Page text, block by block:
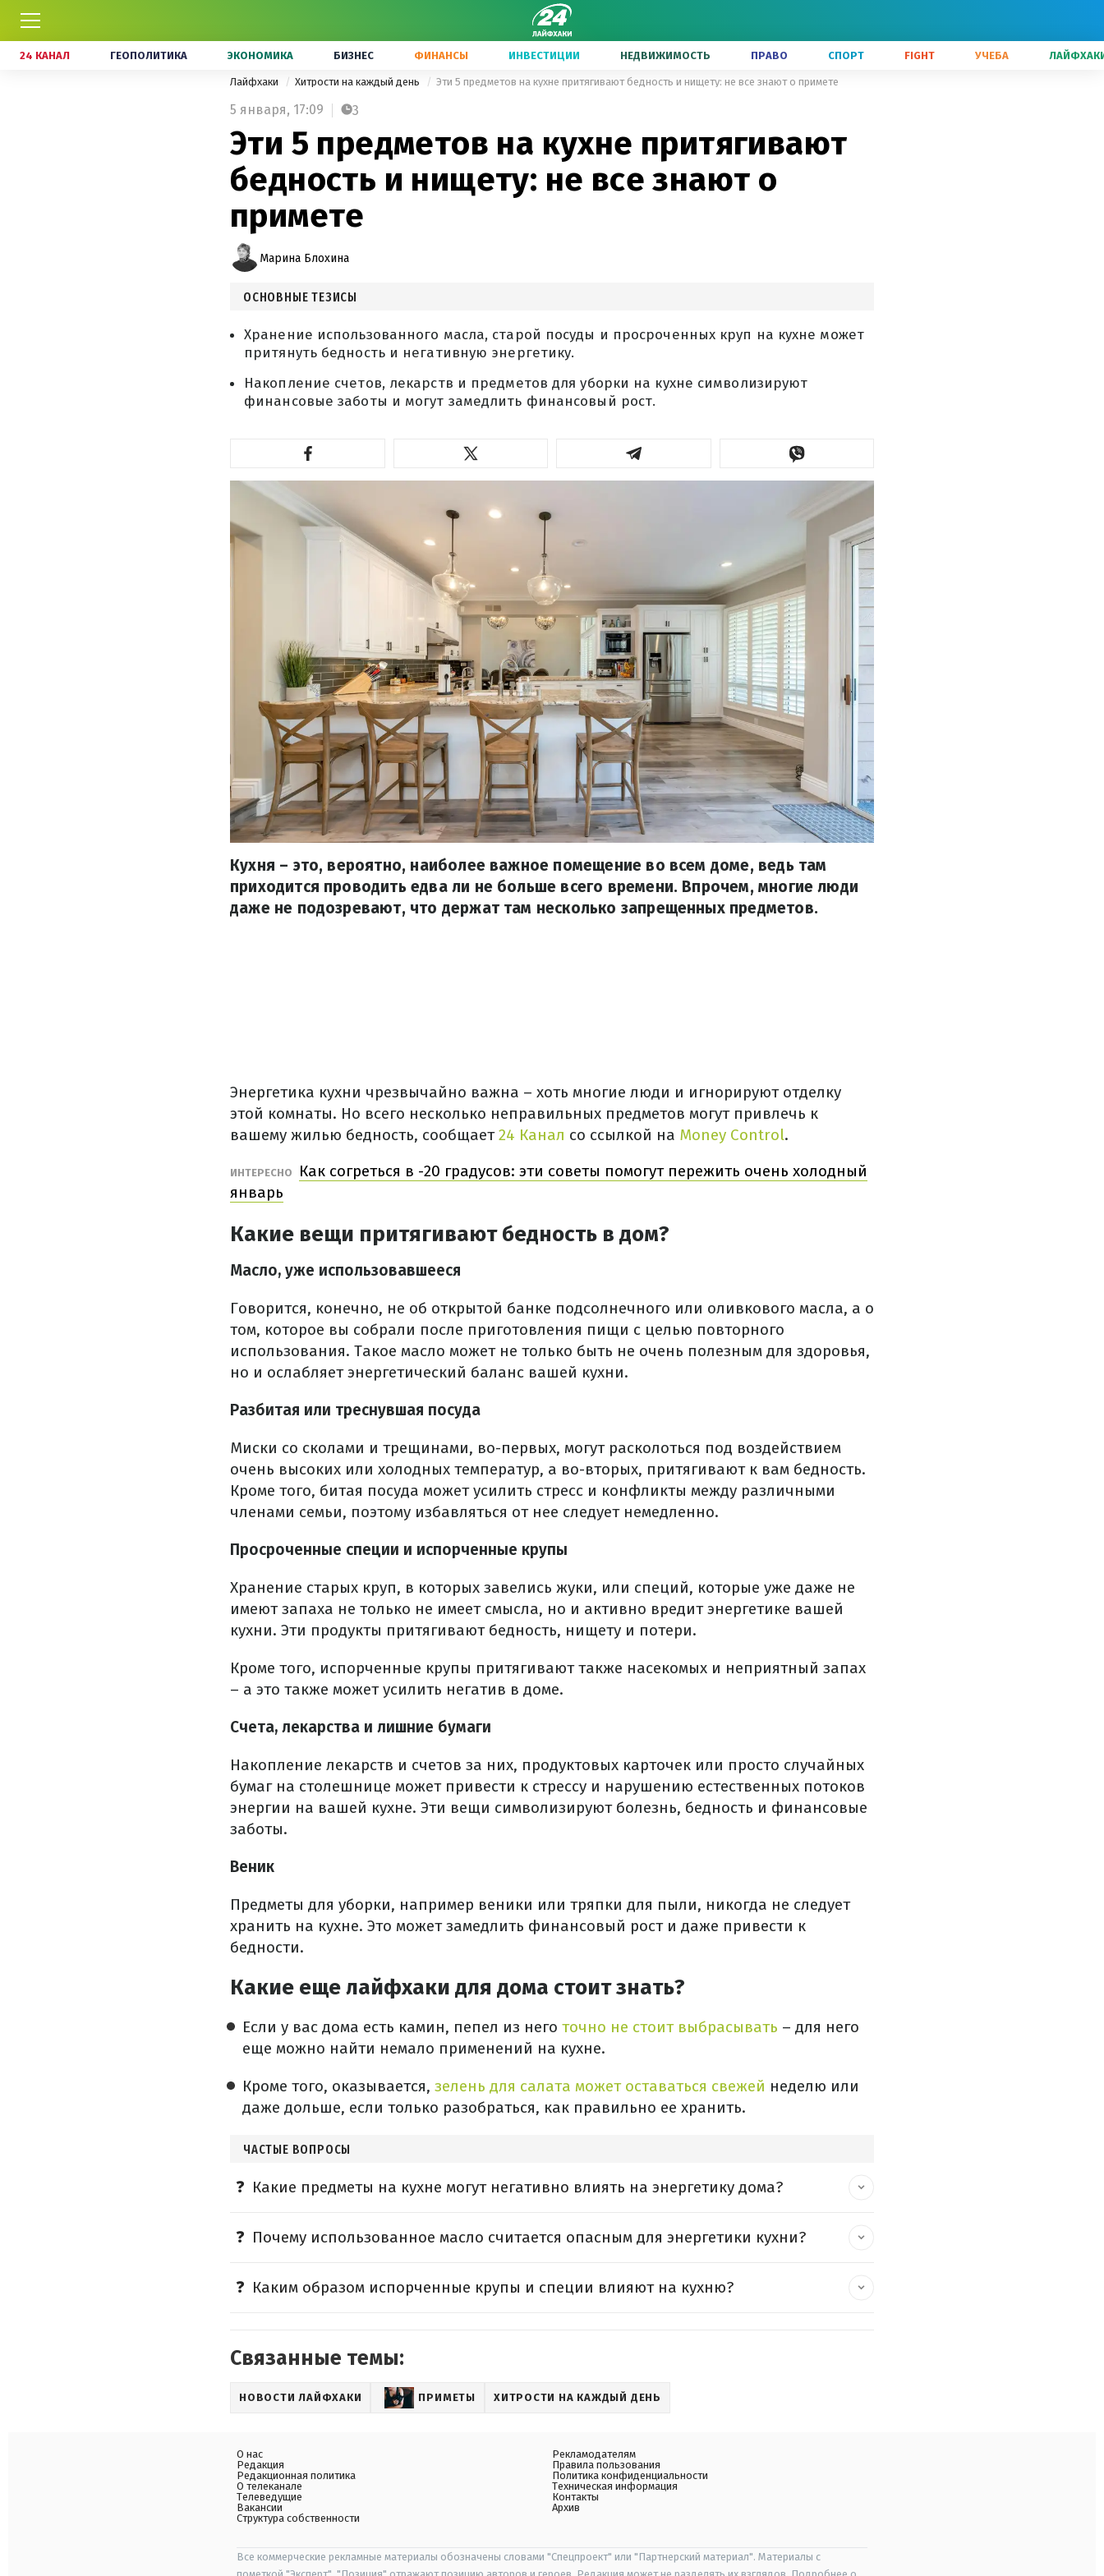
24 КАНАЛ ГЕОПОЛИТИКА ЭКОНОМИКА БИЗНЕС ФИНАНСЫ ИНВЕСТИЦИИ НЕДВИЖИМОСТЬ ПРАВО СПОРТ FIGHT УЧЕБА
Лайфхаки Хитрости на каждый день Эти 5 предметов на кухне притягивают бедность и нищету: не все знают о примете
5 января, 17:09 3
Эти 5 предметов на кухне притягивают
бедность и нищету: не все знают о
примете
Марина Блохина
ОСНОВНЫЕ ТЕЗИСЫ
Хранение использованного масла, старой посуды и просроченных круп на кухне может
притянуть бедность и негативную энергетику.
Накопление счетов, лекарств и предметов для уборки на кухне символизируют
финансовые заботы и могут замедлить финансовый рост.
Кухня – это, вероятно, наиболее важное помещение во всем доме, ведь там
приходится проводить едва ли не больше всего времени. Впрочем, многие люди
даже не подозревают, что держат там несколько запрещенных предметов.
Энергетика кухни чрезвычайно важна – хоть многие люди и игнорируют отделку
этой комнаты. Но всего несколько неправильных предметов могут привлечь к
вашему жилью бедность, сообщает24 Канал со ссылкой на Money Control.
ИНТЕРЕСНО
Как согреться в -20 градусов: эти советы помогут пережить очень холодный
январь
Какие вещи притягивают бедность в дом?
Масло, уже использовавшееся
Говорится, конечно, не об открытой банке подсолнечного или оливкового масла, а о
том, которое вы собрали после приготовления пищи с целью повторного
использования. Такое масло может не только быть не очень полезным для здоровья,
но и ослабляет энергетический баланс вашей кухни.
Разбитая или треснувшая посуда
Миски со сколами и трещинами, во-первых, могут расколоться под воздействием
очень высоких или холодных температур, а во-вторых, притягивают к вам бедность.
Кроме того, битая посуда может усилить стресс и конфликты между различными
членами семьи, поэтому избавляться от нее следует немедленно.
Просроченные специи и испорченные крупы
Хранение старых круп, в которых завелись жуки, или специй, которые уже даже не
имеют запаха не только не имеет смысла, но и активно вредит энергетике вашей
кухни. Эти продукты притягивают бедность, нищету и потери.
Кроме того, испорченные крупы притягивают также насекомых и неприятный запах
– а это также может усилить негатив в доме.
Счета, лекарства и лишние бумаги
Накопление лекарств и счетов за них, продуктовых карточек или просто случайных
бумаг на столешнице может привести к стрессу и нарушению естественных потоков
энергии на вашей кухне. Эти вещи символизируют болезнь, бедность и финансовые
заботы.
Веник
Предметы для уборки, например веники или тряпки для пыли, никогда не следует
хранить на кухне. Это может замедлить финансовый рост и даже привести к
бедности.
Какие еще лайфхаки для дома стоит знать?
Если у вас дома есть камин, пепел из него точно не стоит выбрасывать – для него
еще можно найти немало применений на кухне.
Кроме того, оказывается, зелень для салата может оставаться свежей неделю или
даже дольше, если только разобраться, как правильно ее хранить.
ЧАСТЫЕ ВОПРОСЫ
Какие предметы на кухне могут негативно влиять на энергетику дома?
Почему использованное масло считается опасным для энергетики кухни?
Каким образом испорченные крупы и специи влияют на кухню?
Связанные темы:
НОВОСТИ ЛАЙФХАКИ ПРИМЕТЫ ХИТРОСТИ НА КАЖДЫЙ ДЕНЬ
О нас
Редакция
Редакционная политика
О телеканале
Телеведущие
Вакансии
Структура собственности
Рекламодателям
Правила пользования
Политика конфиденциальности
Техническая информация
Контакты
Архив
Все коммерческие рекламные материалы обозначены словами "Спецпроект" или "Партнерский материал". Материалы с